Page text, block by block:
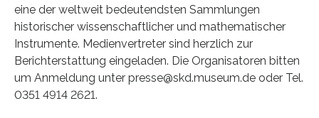
eine der weltweit bedeutendsten Sammlungen
historischer wissenschaftlicher und mathematischer
Instrumente. Medienvertreter sind herzlich zur
Berichterstattung eingeladen. Die Organisatoren bitten
um Anmeldung unter presse@skd.museum.de oder Tel.
0351 4914 2621.